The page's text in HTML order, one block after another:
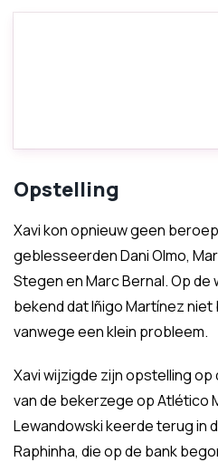
Opstelling
Xavi kon opnieuw geen
geblesseerden Dani Olmo,
Stegen en Marc Bernal. Op
bekend dat Iñigo Martínez
vanwege een klein probleem.
Xavi wijzigde zijn opstelling
van de bekerzege op Atlético
Lewandowski keerde terug in
Raphinha, die op de bank